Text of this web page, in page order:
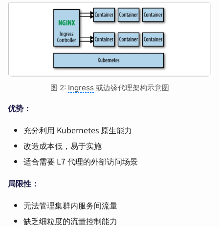
图 2: Ingress或边缘代理架构示意图
优势：
充分利用 Kubernetes 原生能力
改造成本低，易于实施
适合需要 L7 代理的外部访问场景
局限性：
无法管理集群内服务间流量
缺乏细粒度的流量控制能力